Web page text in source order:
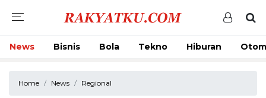
News Bisnis Bola Tekno Hiburan
Home News Regional